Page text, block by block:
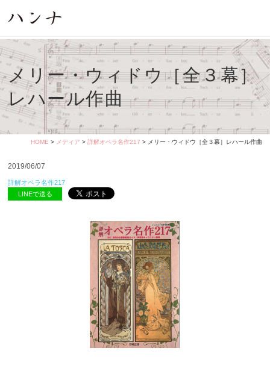
メリー・ウィドウ［全３幕］
レハール作曲
HOME > メディア > 詳解オペラ名作217 > メリー・ウィドウ［全３幕］レハール作曲
2019/06/07
詳解オペラ名作217
LINEで送る